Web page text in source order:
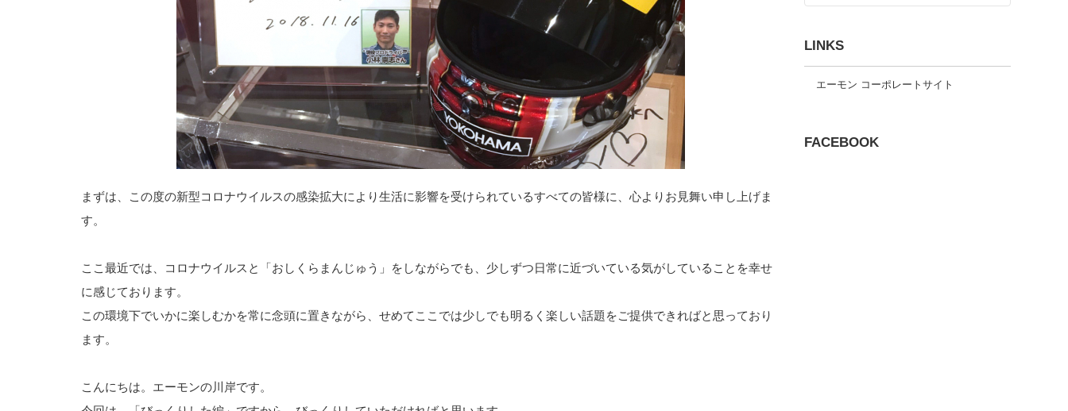
まずは、この度の新型コロナウイルスの感染拡大により生活に影響を受けられているすべての皆様に、心よりお見舞い申し上げま
す。
ここ最近では、コロナウイルスと「おしくらまんじゅう」をしながらでも、少しずつ日常に近づいている気がしていることを幸せ
に感じております。
この環境下でいかに楽しむかを常に念頭に置きながら、せめてここでは少しでも明るく楽しい話題をご提供できればと思っており
ます。
こんにちは。エーモンの川岸です。
LINKS
エーモン コーポレートサイト
FACEBOOK